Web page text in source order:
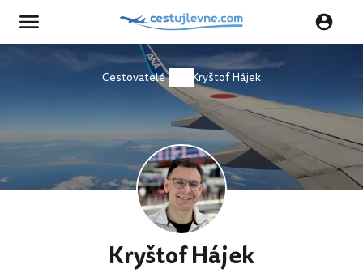
Cestovatelé Kryštof Hájek
Kryštof Hájek